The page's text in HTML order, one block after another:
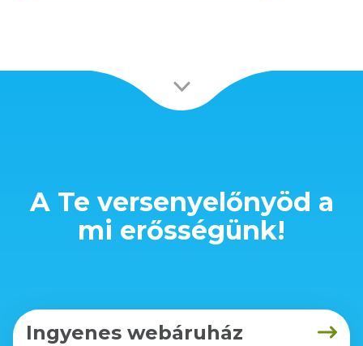
A Te versenyelőnyöd a
mi erősségünk!
Ingyenes webáruház